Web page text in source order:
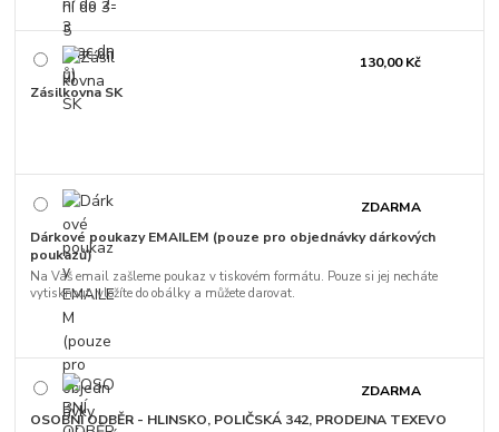
Zásilkovna SK
130,00 Kč
Dárkové poukazy EMAILEM (pouze pro objednávky dárkových
poukazů)
Na Váš email zašleme poukaz v tiskovém formátu. Pouze si jej necháte
vytisknout, vložíte do obálky a můžete darovat.
ZDARMA
OSOBNÍ ODBĚR - HLINSKO, POLIČSKÁ 342, PRODEJNA TEXEVO
ZDARMA